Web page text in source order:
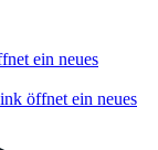
ein neues
öffnet ein neues